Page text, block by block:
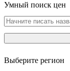
Умный поиск цен
Выберите регион